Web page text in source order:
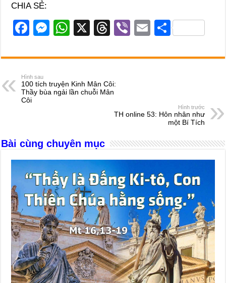
CHIA SẺ:
F
c
e
b
o
k
M
ss
n
W
at
A
X
T
e
d
s
Vi
er
E
ail
S
ar
Hình sau
100 tích truyện Kinh Mân Côi:
Thầy bùa ngải lần chuỗi Mân
Côi
Hình trước
TH online 53: Hôn nhân như
một Bí Tích
Bài cùng chuyên mục